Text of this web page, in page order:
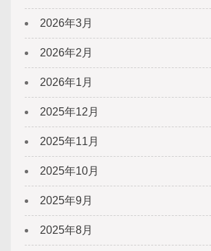
2026年3月
2026年2月
2026年1月
2025年12月
2025年11月
2025年10月
2025年9月
2025年8月